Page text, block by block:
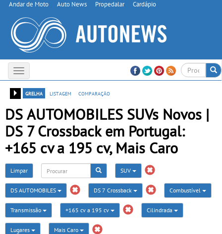
Andar de Moto Auto News Propedalar Cardápio
Toggle
navigation
grelha
listagem comparação
DS AUTOMOBILES SUVs Novos |
DS 7 Crossback em Portugal:
+165 cv a 195 cv, Mais Caro
Limpar SUV
DS AUTOMOBILES DS 7 Crossback Combustível
Transmissão +165 cv a 195 cv Cilindrada
Lugares Mais Caro